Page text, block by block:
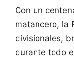
Con un
matancero, la
divisionales,
durante todo